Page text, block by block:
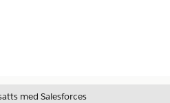
med Salesforces